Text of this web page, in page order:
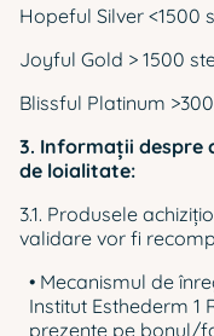
Hopeful Silver <1500
Joyful Gold > 1500
Blissful Platinum
3. Informaţii despre
de loialitate:
3.1. Produsele
validare vor fi
• Mecanismul de
Institut Esthederm 1
prezente pe bonul/